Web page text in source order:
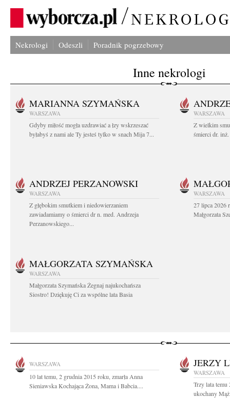
Nekrologi Odeszli Poradnik pogrzebowy
Inne nekrologi
MARIANNA SZYMAŃSKA
WARSZAWA
Gdyby miłość mogła uzdrawiać a łzy wskrzeszać
byłabyś z nami ale Ty jesteś tylko w snach Mija 7...
WARSZAWA
Z wielkim
śmierci dr.
ANDRZEJ PERZANOWSKI
WARSZAWA
Z głębokim smutkiem i niedowierzaniem
zawiadamiamy o śmierci dr n. med. Andrzeja
Perzanowskiego...
WARSZAWA
27 lipca 2026
Małgorzata
MAŁGORZATA SZYMAŃSKA
WARSZAWA
Małgorzata Szymańska Żegnaj najukochańsza
Siostro! Dziękuję Ci za wspólne lata Basia
WARSZAWA
10 lat temu, 2 grudnia 2015 roku, zmarła Anna
Sieniawska Kochająca Żona, Mama i Babcia....
JERZY
WARSZAWA
Trzy lata temu
ukochany